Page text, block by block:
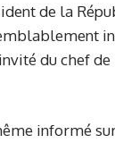
de la
du chef de
informé